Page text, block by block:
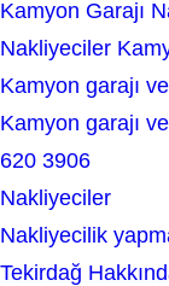
Kamyon Garajı
Nakliyeciler
Kamyon garajı
Kamyon garajı
620 3906
Nakliyeciler
Nakliyecilik
Tekirdağ